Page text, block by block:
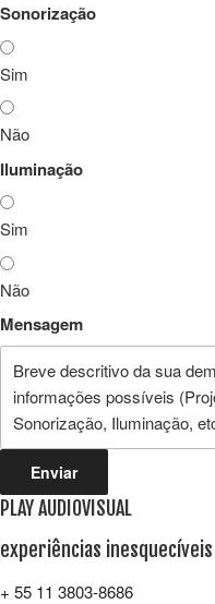
Sonorização
Sim
Não
Iluminação
Sim
Não
Mensagem
Enviar
PLAY AUDIOVISUAL
experiências inesquecíveis
+ 55 11 3803-8686